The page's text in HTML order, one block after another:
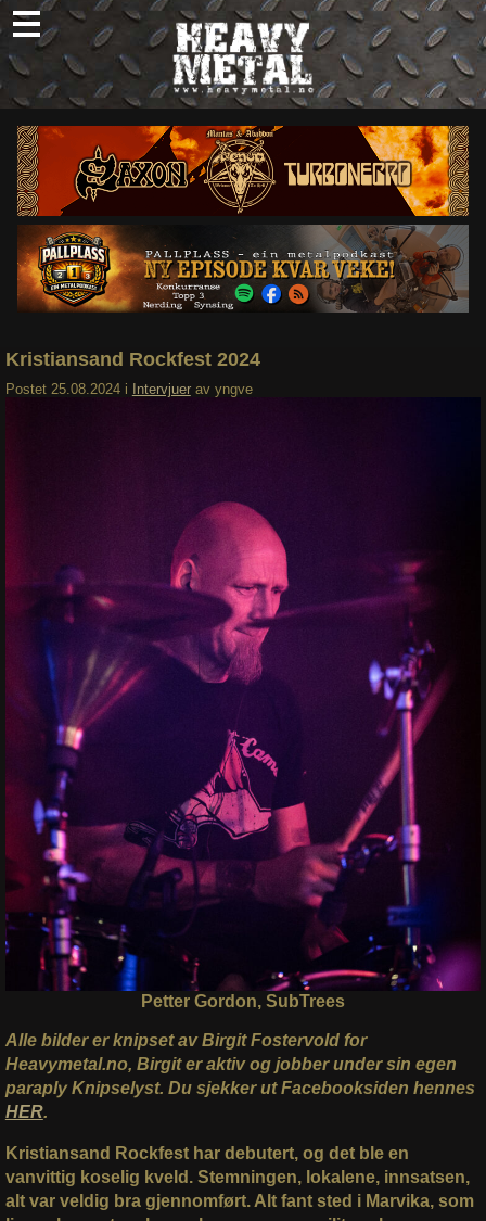
Skip
to
content
Nyheter
Omtaler
Intervjuer
Om oss
Abonner
Søk
Kristiansand Rockfest 2024
Postet 25.08.2024 i Intervjuer av yngve
Petter Gordon, SubTrees
Alle bilder er knipset av Birgit Fostervold for
Heavymetal.no, Birgit er aktiv og jobber under sin egen
paraply Knipselyst. Du sjekker ut Facebooksiden hennes
HER.
Kristiansand Rockfest har debutert, og det ble en
vanvittig koselig kveld. Stemningen, lokalene, innsatsen,
alt var veldig bra gjennomført. Alt fant sted i Marvika, som